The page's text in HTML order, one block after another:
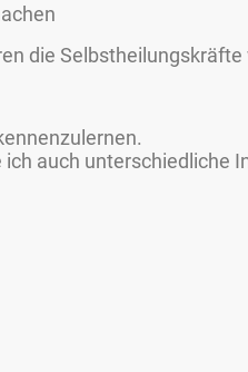
die Selbstheilungskräfte
auch unterschiedliche